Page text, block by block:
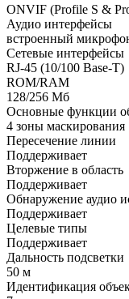
ONVIF (Profile S &
Аудио интерфейсы
встроенный
Сетевые интерфейсы
RJ-45 (10/100 Base-T)
ROM/RAM
128/256 Мб
Основные функции
4 зоны маскирования
Пересечение линии
Поддерживает
Вторжение в область
Поддерживает
Обнаружение аудио
Поддерживает
Целевые типы
Поддерживает
Дальность подсветки
50 м
Идентификация